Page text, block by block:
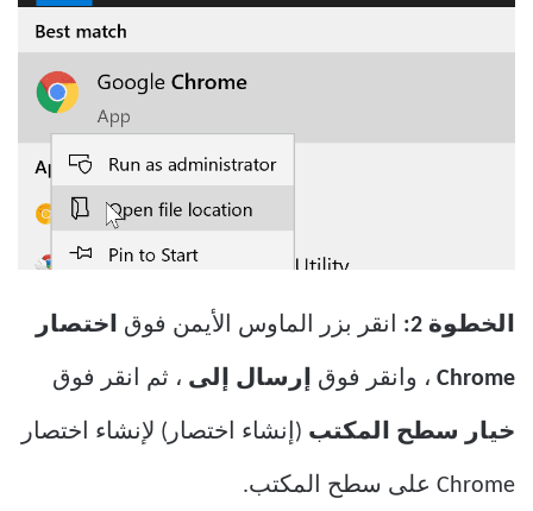
الخطوة 2: انقر بزر الماوس الأيمن فوق اختصار
Chrome ، وانقر فوق إرسال إلى ، ثم انقر فوق
خيار سطح المكتب (إنشاء اختصار) لإنشاء اختصار
Chrome على سطح المكتب.